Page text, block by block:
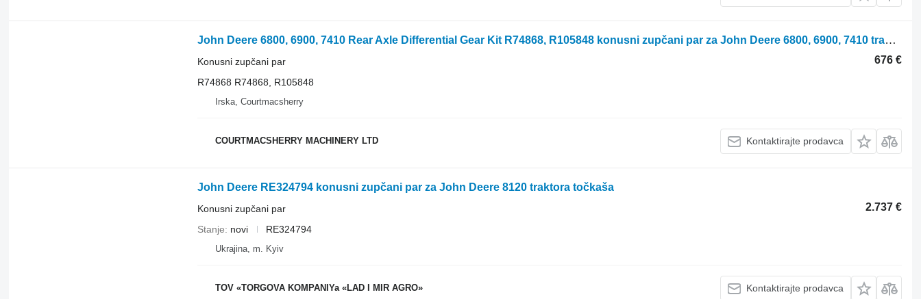
John Deere 6800, 6900, 7410 Rear Axle Differential Gear Kit R74868, R105848 konusni zupčani par za John Deere 6800, 6900, 7410 traktora točkaša
676 €
Konusni zupčani par
R74868 R74868, R105848
Irska, Courtmacsherry
COURTMACSHERRY MACHINERY LTD Kontaktirajte prodavca
John Deere RE324794 konusni zupčani par za John Deere 8120 traktora točkaša
2.737 €
Konusni zupčani par
Stanje
novi RE324794
Ukrajina, m. Kyiv
TOV «TORGOVA KOMPANIYa «LAD I MIR AGRO» Kontaktirajte prodavca